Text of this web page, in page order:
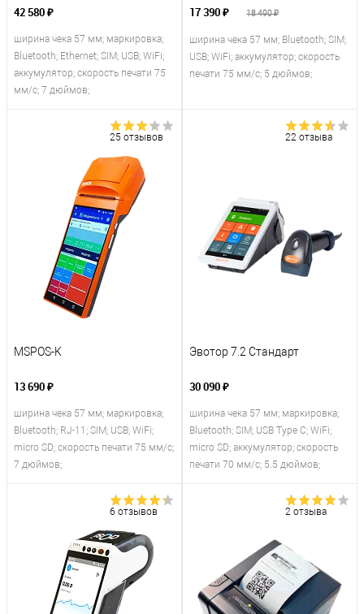
42 580 ₽
ширина чека 57 мм; маркировка;
Bluetooth; Ethernet; SIM; USB; WiFi;
аккумулятор; скорость печати 75
мм/с; 7 дюймов;
17 390 ₽ 18 490 ₽
ширина чека 57 мм; Bluetooth; SIM;
USB; WiFi; аккумулятор; скорость
печати 75 мм/с; 5 дюймов;
25 отзывов
MSPOS-K
13 690 ₽
ширина чека 57 мм; маркировка;
Bluetooth; RJ-11; SIM; USB; WiFi;
micro SD; скорость печати 75 мм/с;
7 дюймов;
22 отзыва
Эвотор 7.2 Стандарт
30 090 ₽
ширина чека 57 мм; маркировка;
Bluetooth; SIM; USB Type С; WiFi;
micro SD; аккумулятор; скорость
печати 70 мм/с; 5.5 дюймов;
6 отзывов 2 отзыва